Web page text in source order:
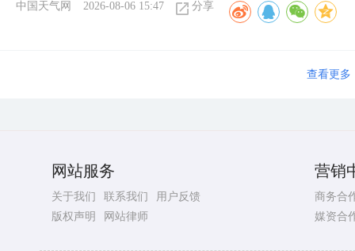
中国天气网 2026-08-06 15:47 分享
查看更多
网站服务
关于我们 联系我们
用户反馈
版权声明
网站律师
营销
商务合
媒资合